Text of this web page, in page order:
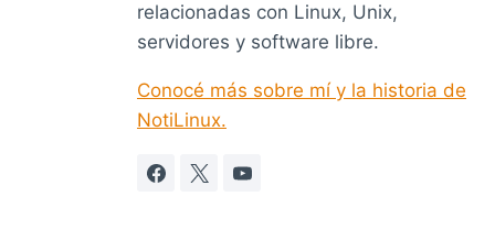
relacionadas con Linux, Unix,
servidores y software libre.
Conocé más sobre mí y la historia de
NotiLinux.